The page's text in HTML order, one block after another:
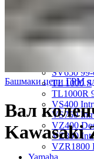
GSX-
GSX-
SV650
TL 1000 S
TL1000R
VS400
VS750
VZ400
VZ800
VZR1800
Yamaha
Башмаки цепи ГРМ
Вал
Kawasaki